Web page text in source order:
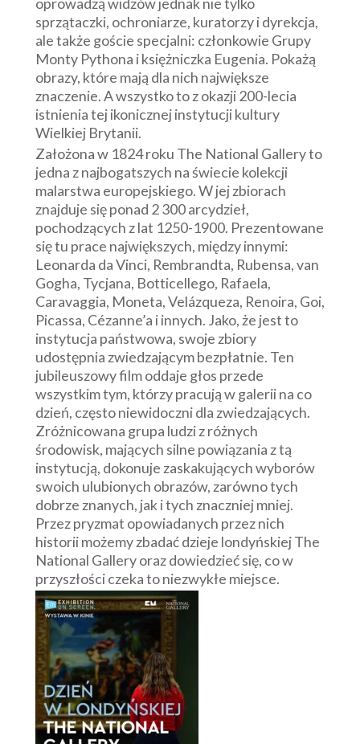
oprowadzą widzów jednak nie tylko
sprzątaczki, ochroniarze, kuratorzy i dyrekcja,
ale także goście specjalni: członkowie Grupy
Monty Pythona i księżniczka Eugenia. Pokażą
obrazy, które mają dla nich największe
znaczenie. A wszystko to z okazji 200-lecia
istnienia tej ikonicznej instytucji kultury
Wielkiej Brytanii.
Założona w 1824 roku The National Gallery to
jedna z najbogatszych na świecie kolekcji
malarstwa europejskiego. W jej zbiorach
znajduje się ponad 2 300 arcydzieł,
pochodzących z lat 1250-1900. Prezentowane
się tu prace największych, między innymi:
Leonarda da Vinci, Rembrandta, Rubensa, van
Gogha, Tycjana, Botticellego, Rafaela,
Caravaggia, Moneta, Velázqueza, Renoira, Goi,
Picassa, Cézanne’a i innych. Jako, że jest to
instytucja państwowa, swoje zbiory
udostępnia zwiedzającym bezpłatnie. Ten
jubileuszowy film oddaje głos przede
wszystkim tym, którzy pracują w galerii na co
dzień, często niewidoczni dla zwiedzających.
Zróżnicowana grupa ludzi z różnych
środowisk, mających silne powiązania z tą
instytucją, dokonuje zaskakujących wyborów
swoich ulubionych obrazów, zarówno tych
dobrze znanych, jak i tych znaczniej mniej.
Przez pryzmat opowiadanych przez nich
historii możemy zbadać dzieje londyńskiej The
National Gallery oraz dowiedzieć się, co w
przyszłości czeka to niezwykłe miejsce.